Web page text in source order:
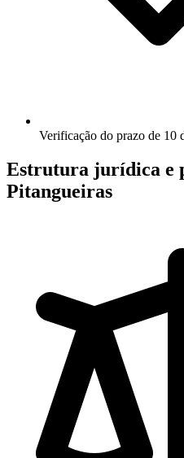
Verificação do prazo de 10
Estrutura jurídica e
Pitangueiras